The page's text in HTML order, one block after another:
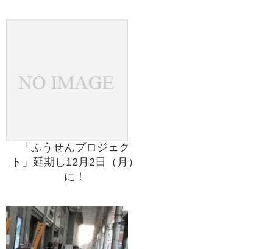
「ふうせんプロジェク
ト」延期し12月2日（月）
に！